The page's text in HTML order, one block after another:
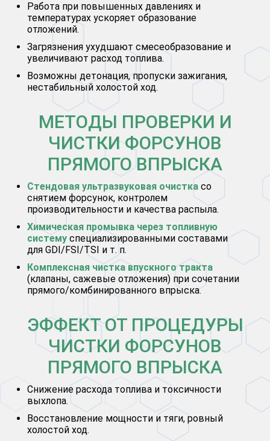
Работа при повышенных давлениях и
температурах ускоряет образование
отложений.
Загрязнения ухудшают смесеобразование и
увеличивают расход топлива.
Возможны детонация, пропуски зажигания,
нестабильный холостой ход.
МЕТОДЫ ПРОВЕРКИ И
ЧИСТКИ ФОРСУНОВ
ПРЯМОГО ВПРЫСКА
Стендовая ультразвуковая очистка со
снятием форсунок, контролем
производительности и качества распыла.
Химическая промывка через топливную
систему специализированными составами
для GDI/FSI/TSI и т. п.
Комплексная чистка впускного тракта
(клапаны, сажевые отложения) при сочетании
прямого/комбинированного впрыска.
ЭФФЕКТ ОТ ПРОЦЕДУРЫ
ЧИСТКИ ФОРСУНОВ
ПРЯМОГО ВПРЫСКА
Снижение расхода топлива и токсичности
выхлопа.
Восстановление мощности и тяги, ровный
холостой ход.